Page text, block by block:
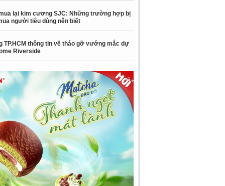
lại kim cương SJC: Những trường hợp bị
người tiêu dùng nên biết
TP.HCM thông tin về tháo gỡ vướng mắc dự
Riverside